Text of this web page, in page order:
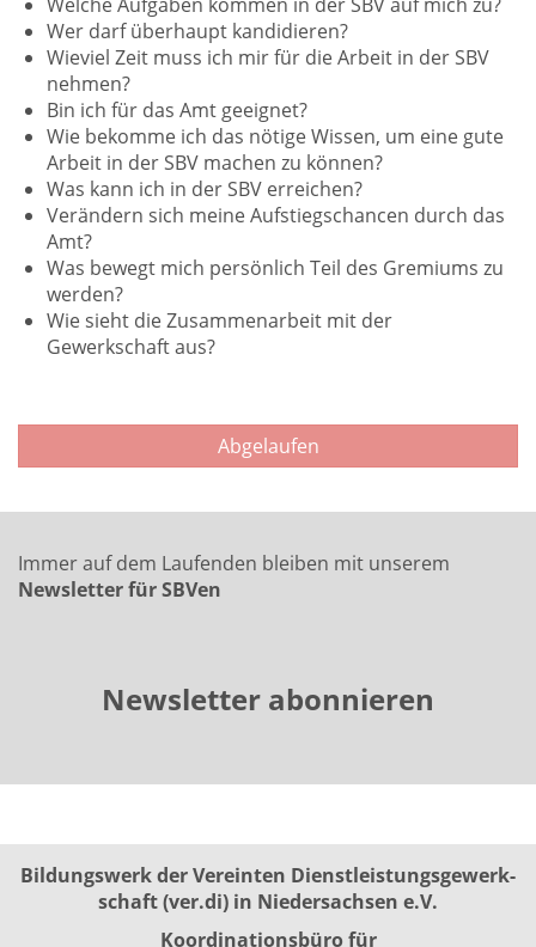
Wer darf überhaupt kandidieren?
Wieviel Zeit muss ich mir für die Arbeit in der SBV
nehmen?
Bin ich für das Amt geeignet?
Wie bekomme ich das nötige Wissen, um eine gute
Arbeit in der SBV machen zu können?
Was kann ich in der SBV erreichen?
Verändern sich meine Aufstiegschancen durch das
Amt?
Was bewegt mich persönlich Teil des Gremiums zu
werden?
Wie sieht die Zusammenarbeit mit der
Gewerkschaft aus?
Abgelaufen
Immer auf dem Laufenden bleiben mit unserem
Newsletter für SBVen
Newsletter abonnieren
Bildungswerk der Vereinten Dienst­leis­tungs­ge­werk­
schaft (ver.di) in Niedersachsen e.V.
Koordinationsbüro für